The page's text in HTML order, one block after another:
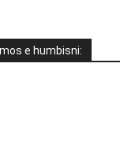
e humbisni: